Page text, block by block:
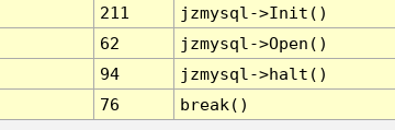
211
jzmysql->Init()
62
jzmysql->Open()
94
jzmysql->halt()
76 break()